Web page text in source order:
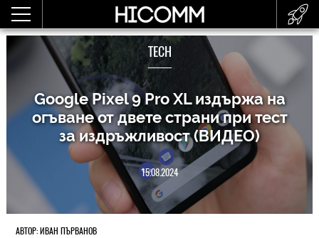
TECH
Google Pixel 9 Pro XL издържа на
огъване от двете страни при тест
за издръжливост (ВИДЕО)
15.08.2024
АВТОР: ИВАН ПЪРВАНОВ